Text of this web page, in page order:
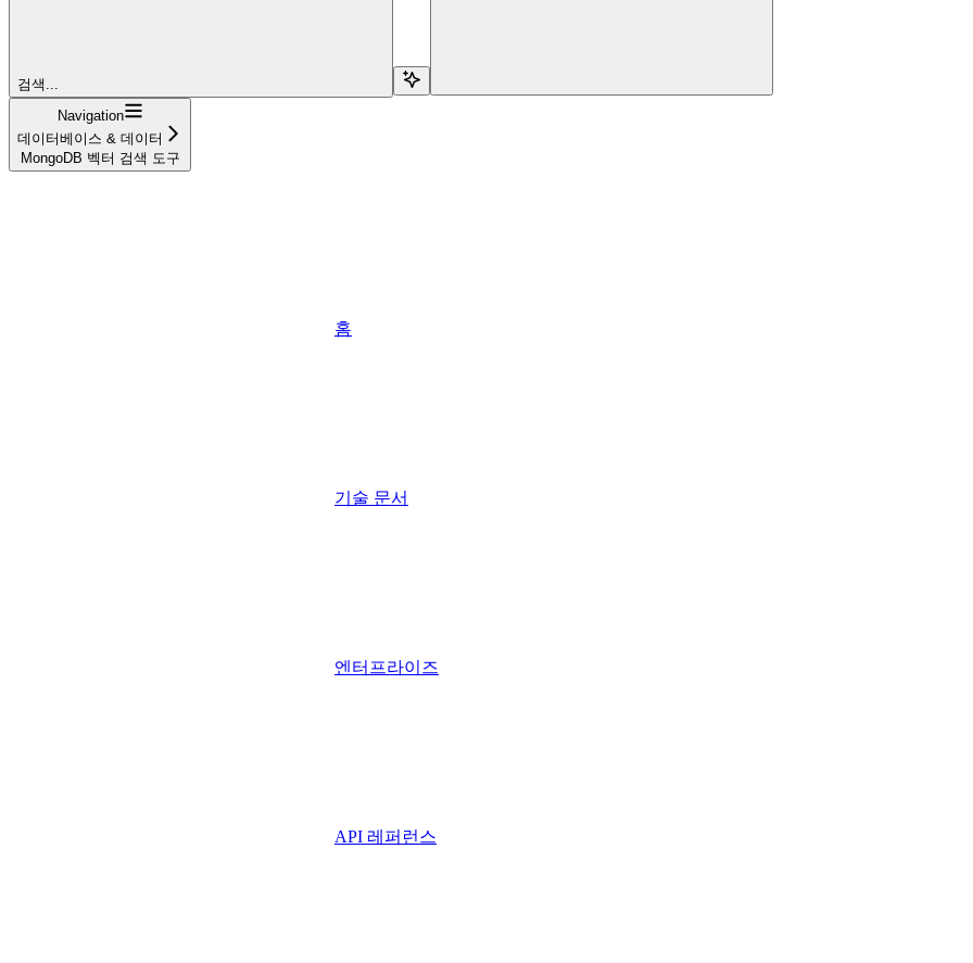
검색...
Navigation
데이터베이스 & 데이터
MongoDB 벡터 검색 도구
홈
기술 문서
엔터프라이즈
API 레퍼런스